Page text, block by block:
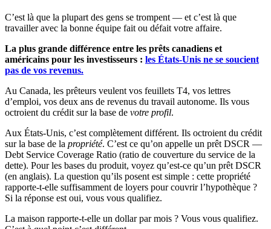
C’est là que la plupart des gens se trompent — et c’est là que
travailler avec la bonne équipe fait ou défait votre affaire.
La plus grande différence entre les prêts canadiens et
américains pour les investisseurs : les États-Unis ne se soucient
pas de vos revenus.
Au Canada, les prêteurs veulent vos feuillets T4, vos lettres
d’emploi, vos deux ans de revenus du travail autonome. Ils vous
octroient du crédit sur la base de votre profil.
Aux États-Unis, c’est complètement différent. Ils octroient du crédit
sur la base de la propriété. C’est ce qu’on appelle un prêt DSCR —
Debt Service Coverage Ratio (ratio de couverture du service de la
dette). Pour les bases du produit, voyez qu’est-ce qu’un prêt DSCR
(en anglais). La question qu’ils posent est simple : cette propriété
rapporte-t-elle suffisamment de loyers pour couvrir l’hypothèque ?
Si la réponse est oui, vous vous qualifiez.
La maison rapporte-t-elle un dollar par mois ? Vous vous qualifiez.